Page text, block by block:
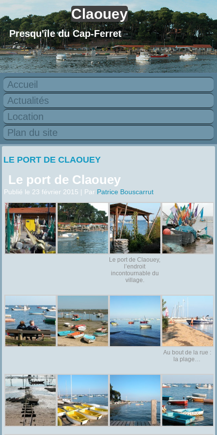
Claouey
Presqu'île du Cap-Ferret
Accueil
Actualités
Location
Plan du site
LE PORT DE CLAOUEY
Le port de Claouey
Publié le 23 février 2015 | Par Patrice Bouscarrut
Le port de Claouey,
l’endroit
incontournable du
village.
Au bout de la rue :
la plage…